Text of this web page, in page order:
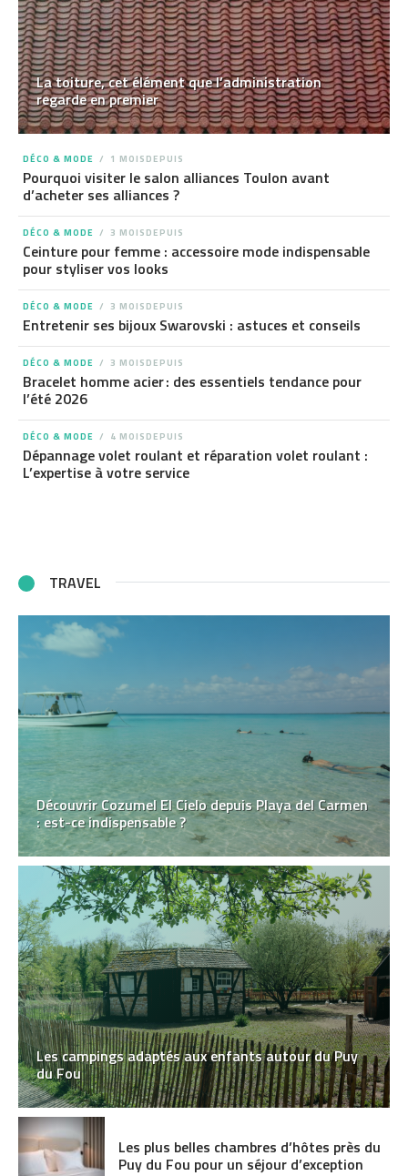
La toiture, cet élément que l’administration
regarde en premier
DÉCO & MODE 1 MOISDEPUIS
Pourquoi visiter le salon alliances Toulon avant
d’acheter ses alliances ?
DÉCO & MODE 3 MOISDEPUIS
Ceinture pour femme : accessoire mode indispensable
pour styliser vos looks
DÉCO & MODE 3 MOISDEPUIS
Entretenir ses bijoux Swarovski : astuces et conseils
DÉCO & MODE 3 MOISDEPUIS
Bracelet homme acier : des essentiels tendance pour
l’été 2026
DÉCO & MODE 4 MOISDEPUIS
Dépannage volet roulant et réparation volet roulant :
L’expertise à votre service
TRAVEL
Découvrir Cozumel El Cielo depuis Playa del Carmen
: est-ce indispensable ?
Les campings adaptés aux enfants autour du Puy
du Fou
Les plus belles chambres d’hôtes près du
Puy du Fou pour un séjour d’exception